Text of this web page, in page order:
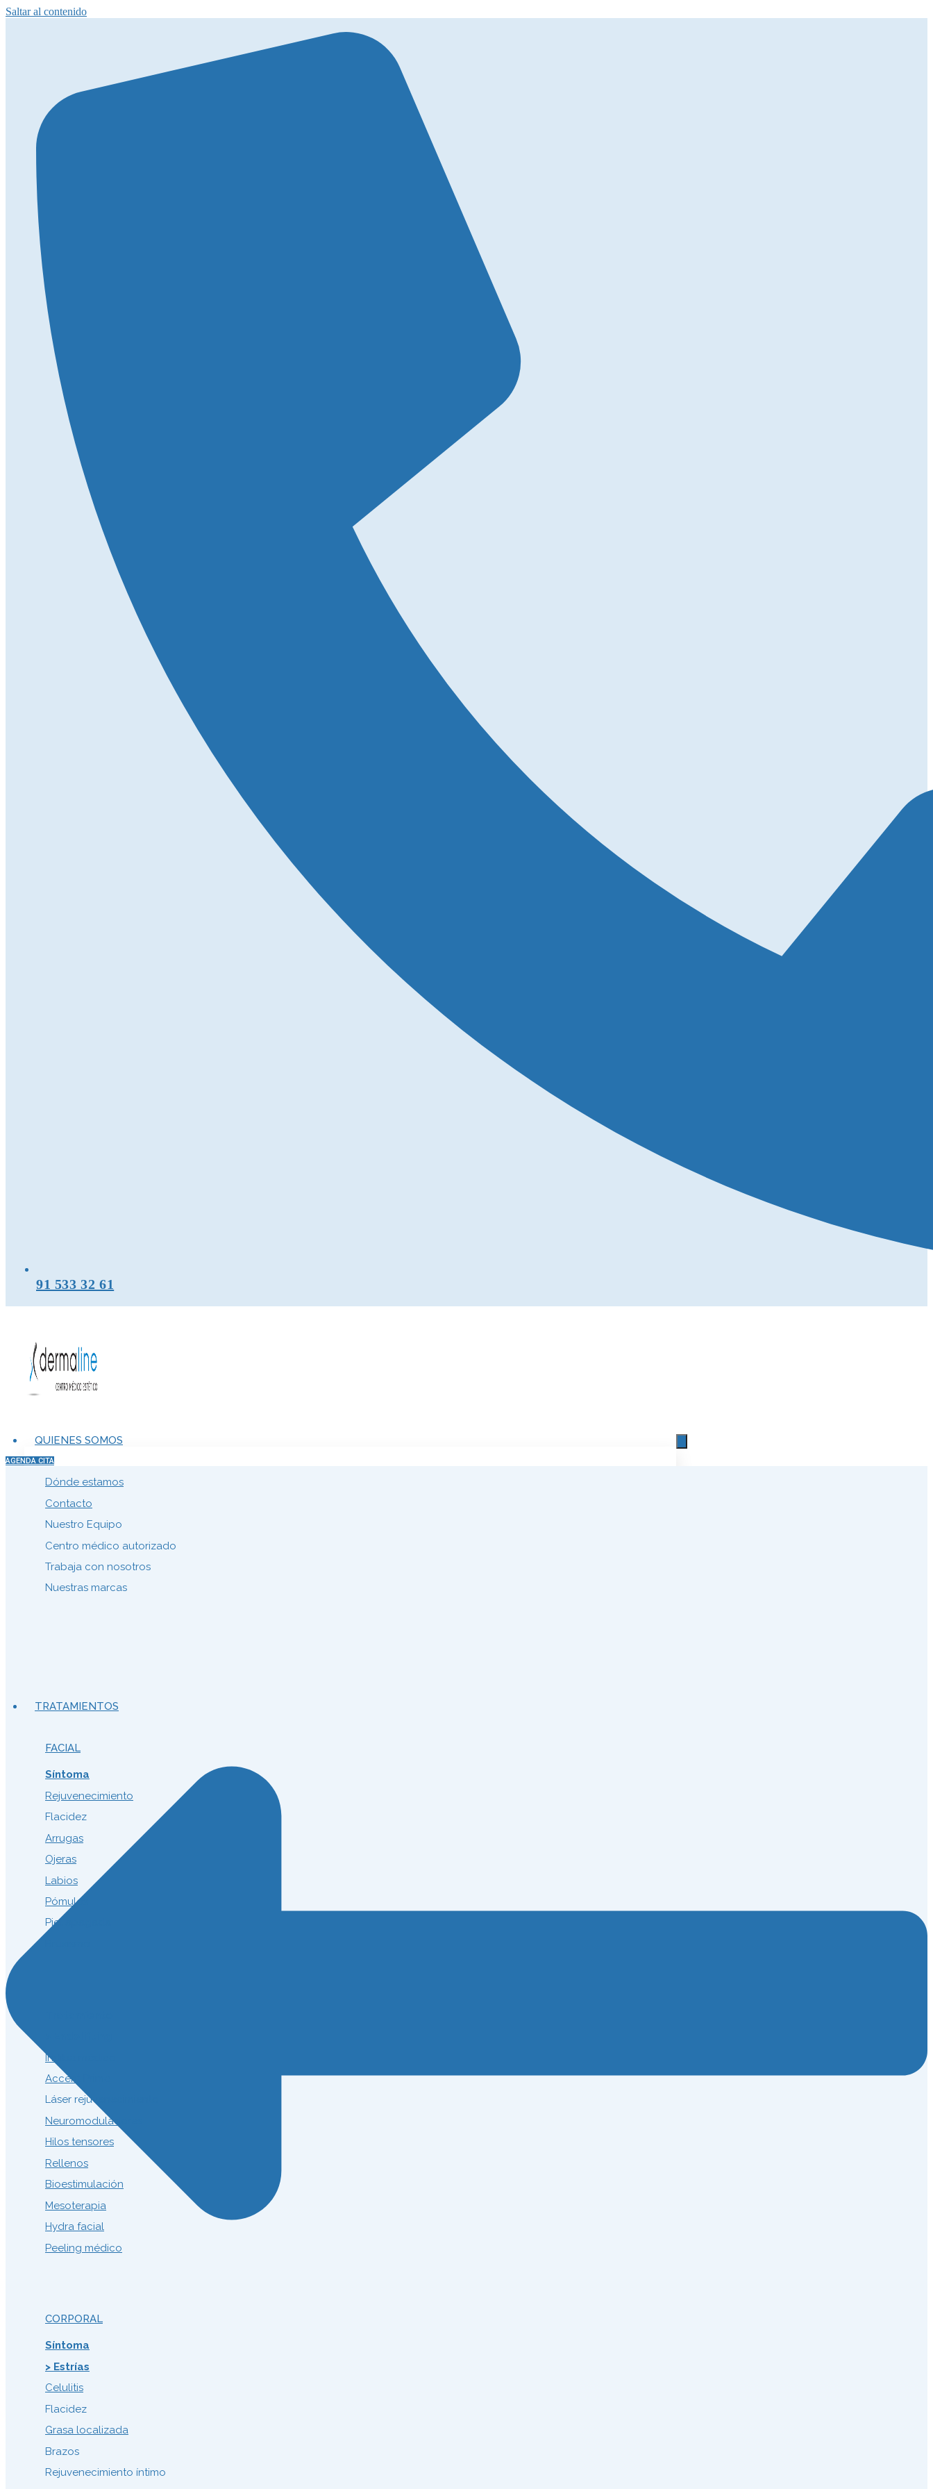
Saltar al contenido
91 533 32 61
QUIENES SOMOS
Dónde estamos
Contacto
Nuestro Equipo
Centro médico autorizado
Trabaja con nosotros
Nuestras marcas
TRATAMIENTOS
FACIAL
Síntoma
Rejuvenecimiento
Flacidez
Arrugas
Ojeras
Labios
Pómulos
Piel apagada
Indiba médico
Accent Prime
Láser rejuvenecimiento
Neuromoduladores
Hilos tensores
Rellenos
Bioestimulación
Mesoterapia
Hydra facial
Peeling médico
CORPORAL
Síntoma
> Estrías
Celulitis
Flacidez
Grasa localizada
Brazos
Rejuvenecimiento íntimo
AGENDA CITA